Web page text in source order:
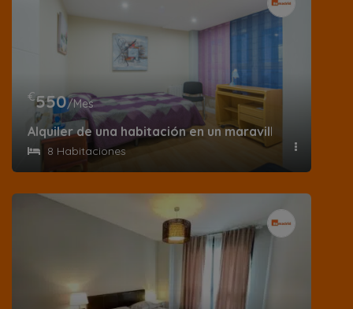
€550/Mes
Alquiler de una habitación en un maravilloso piso en
8 Habitaciones